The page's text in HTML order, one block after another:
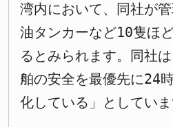
湾内において、同社が
油タンカーなど10隻ほ
るとみられます。同社
舶の安全を最優先に24
化している」としていま